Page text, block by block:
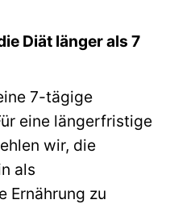
Diät länger als 7
7-tägige
eine längerfristige
wir, die
als
Ernährung zu